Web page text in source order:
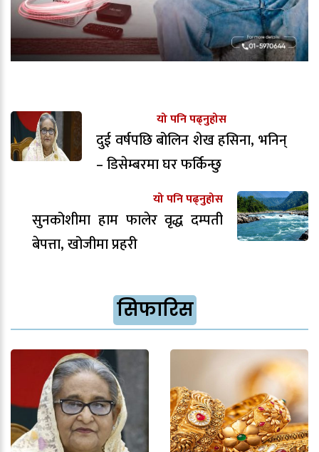
यो पनि पढ्नुहोस
दुई वर्षपछि बोलिन शेख हसिना, भनिन्
– डिसेम्बरमा घर फर्किन्छु
यो पनि पढ्नुहोस
सुनकोशीमा हाम फालेर वृद्ध दम्पती
बेपत्ता, खोजीमा प्रहरी
सिफारिस